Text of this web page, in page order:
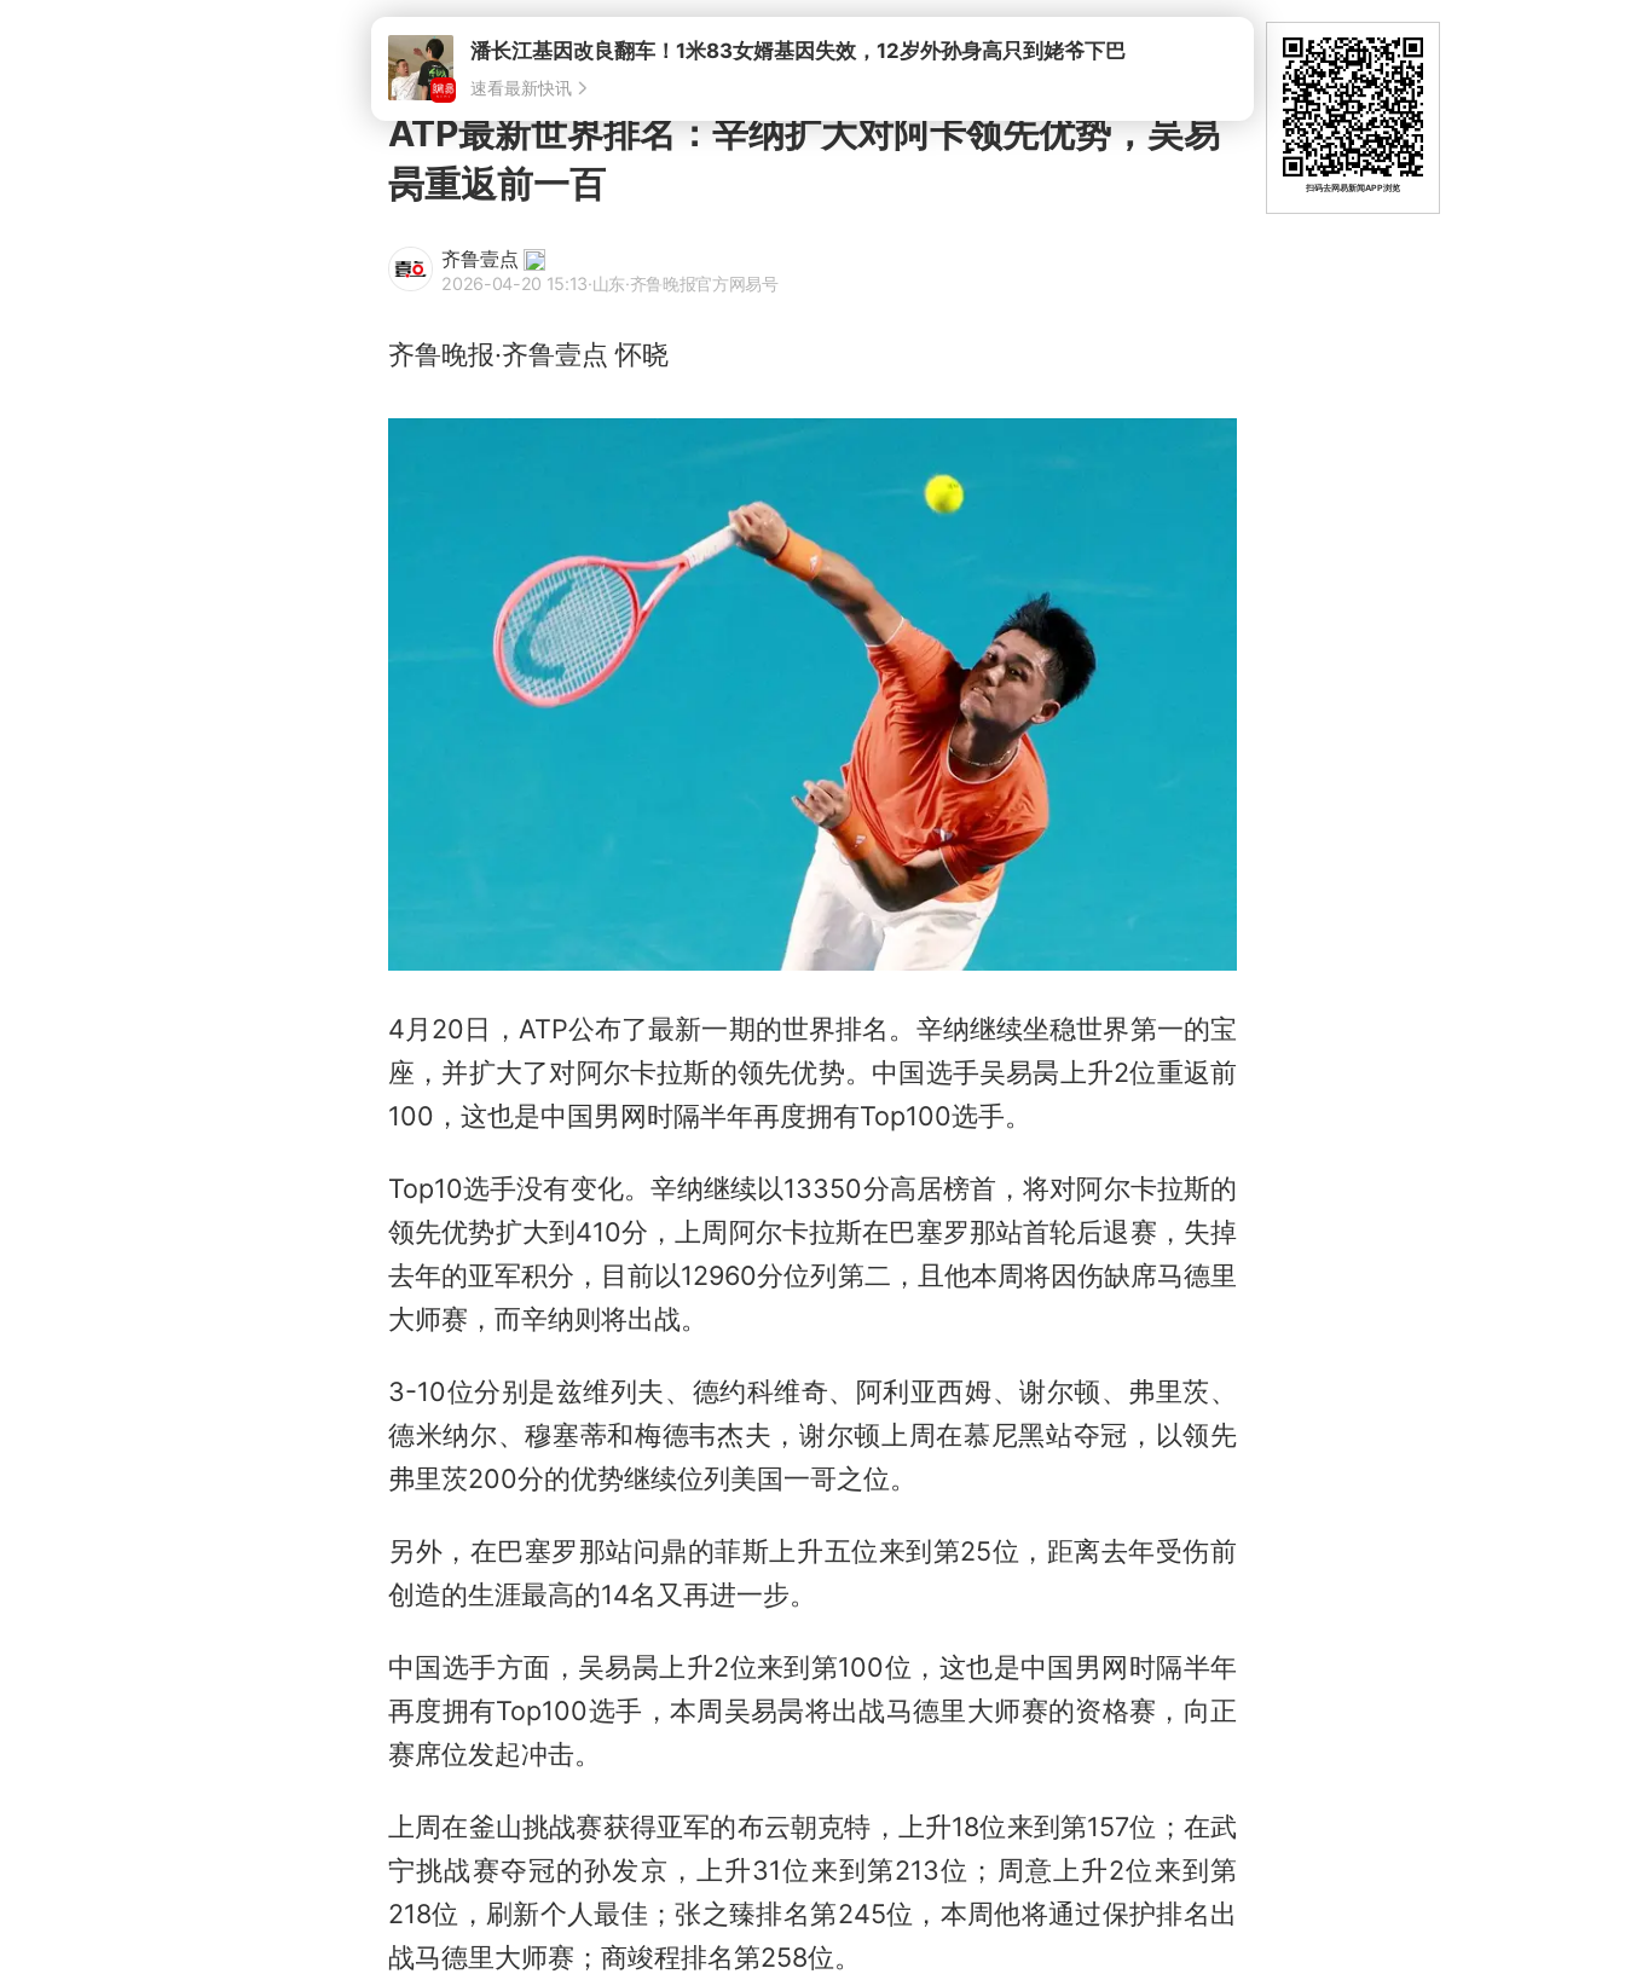
ATP最新世界排名：辛纳扩大对阿卡领先优势，吴易
昺重返前一百
齐鲁壹点
2026-04-20 15:13·山东·齐鲁晚报官方网易号
齐鲁晚报·齐鲁壹点 怀晓
4月20日，ATP公布了最新一期的世界排名。辛纳继续坐稳世界第一的宝
座，并扩大了对阿尔卡拉斯的领先优势。中国选手吴易昺 上升2位重返前
100，这也是中国男网时隔半年再度拥有Top100选手。
Top10选手没有变化。辛纳继续以13350分高居榜首，将对阿尔卡拉斯的
领先优势扩大到410分，上周阿尔卡拉斯在巴塞罗那站首轮后退赛，失掉
去年的亚军积分，目前以12960分位列第二，且他本周将因伤缺席马德里
大师赛，而辛纳则将出战。
3-10位分别是兹维列夫、德约科维奇、阿利亚西姆、谢尔顿、 弗里茨、
德米纳尔、穆塞蒂和梅德韦杰夫，谢尔顿上周在慕尼黑站夺冠，以领先
弗里茨200分的优势继续位列美国一哥之位。
另外，在巴塞罗那站问鼎的菲斯上升五位来到第25位，距离去年受伤前
创造的生涯最高的14名又再进一步。
中国选手方面，吴易昺上升2位来到第100位，这也是中国男网时隔半年
再度拥有Top100选手，本周吴易昺将出战马德里大师赛的资格赛，向正
赛席位发起冲击。
上周在釜山挑战赛获得亚军的布云朝克特，上升18位来到第157位；在武
宁挑战赛夺冠的孙发京，上升31位来到第213位；周意上升2位来到第
218位，刷新个人最佳；张之臻排名第245位，本周他将通过保护排名出
战马德里大师赛；商竣程排名第258位。
扫码去网易新闻APP浏览